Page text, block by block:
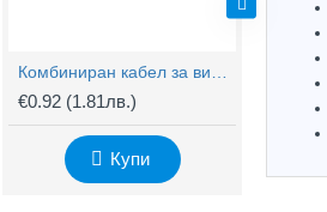
€0.92 (1.81лв.)
Купи
BNC